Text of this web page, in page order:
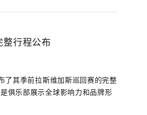
行程公布
了其季前拉斯维加斯巡回赛的完整
俱乐部展示全球影响力和品牌形